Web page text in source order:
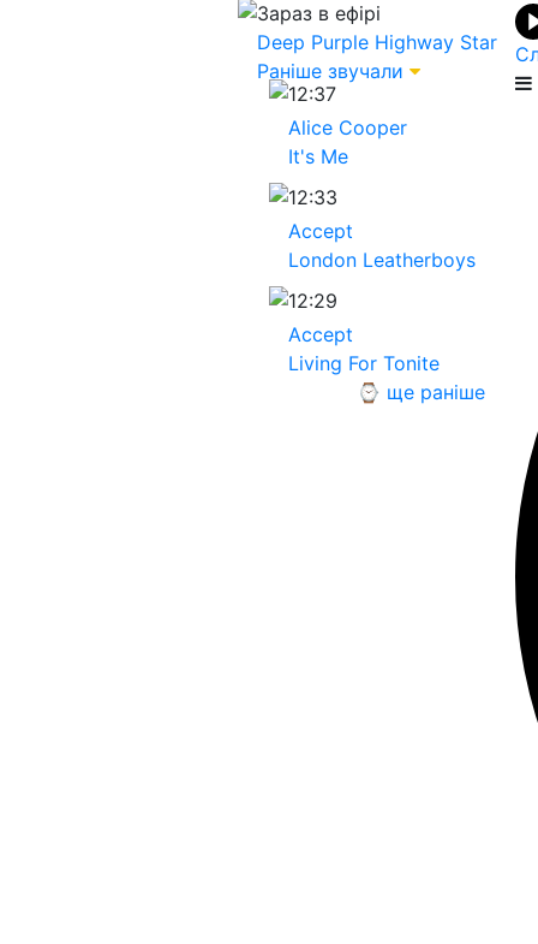
Зараз в ефірі
Deep Purple Highway Star
Раніше звучали
12:37
Alice Cooper
It's Me
12:33
Accept
London Leatherboys
12:29
Accept
Living For Tonite
⌚ ще раніше